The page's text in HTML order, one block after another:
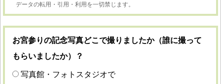
データの転用・引用・利用を一切禁じます。
お宮参りの記念写真どこで撮りましたか（誰に撮って
もらいましたか）？
写真館・フォトスタジオで